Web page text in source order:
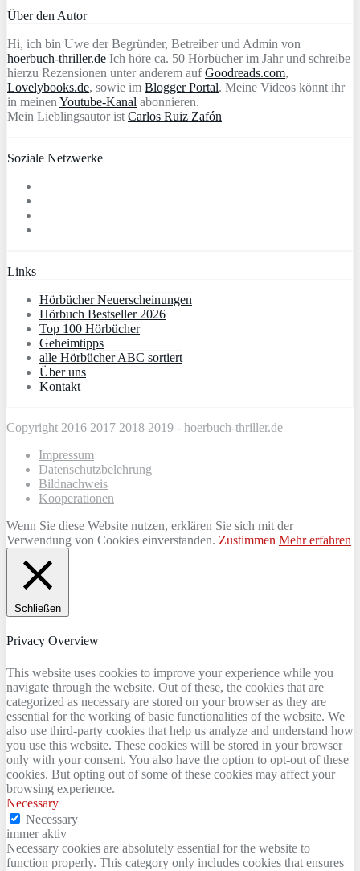
Über den Autor
Hi, ich bin Uwe der Begründer, Betreiber und Admin von
hoerbuch-thriller.de Ich höre ca. 50 Hörbücher im Jahr und schreibe
hierzu Rezensionen unter anderem aufGoodreads.com,
Lovelybooks.de, sowie im Blogger Portal. Meine Videos könnt ihr
in meinen Youtube-Kanal abonnieren.
Mein Lieblingsautor ist Carlos Ruiz Zafón
Soziale Netzwerke
Links
Hörbücher Neuerscheinungen
Hörbuch Bestseller 2026
Top 100 Hörbücher
Geheimtipps
alle Hörbücher ABC sortiert
Über uns
Kontakt
Copyright 2016 2017 2018 2019 - hoerbuch-thriller.de
Impressum
Datenschutzbelehrung
Bildnachweis
Kooperationen
Wenn Sie diese Website nutzen, erklären Sie sich mit der
Verwendung von Cookies einverstanden. Zustimmen Mehr erfahren
Schließen
Privacy Overview
This website uses cookies to improve your experience while you
navigate through the website. Out of these, the cookies that are
categorized as necessary are stored on your browser as they are
essential for the working of basic functionalities of the website. We
also use third-party cookies that help us analyze and understand how
you use this website. These cookies will be stored in your browser
only with your consent. You also have the option to opt-out of these
cookies. But opting out of some of these cookies may affect your
browsing experience.
Necessary
Necessary
immer aktiv
Necessary cookies are absolutely essential for the website to
function properly. This category only includes cookies that ensures